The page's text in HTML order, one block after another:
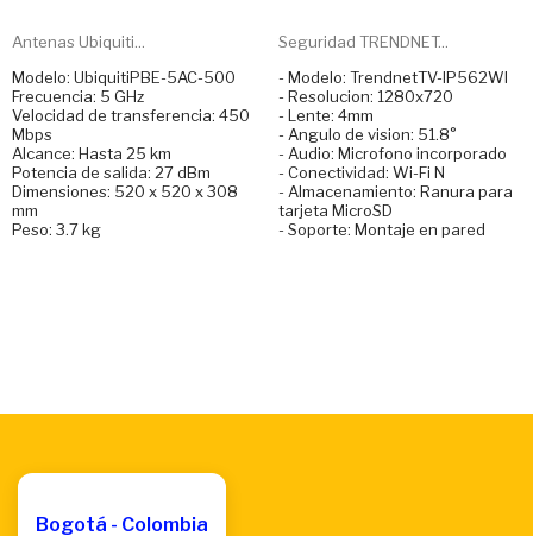
Antenas Ubiquiti...
Modelo: UbiquitiPBE-5AC-500
Frecuencia: 5 GHz
Velocidad de transferencia: 450
Mbps
Alcance: Hasta 25 km
Potencia de salida: 27 dBm
Dimensiones: 520 x 520 x 308
mm
Peso: 3.7 kg
Seguridad TRENDNET...
- Modelo: TrendnetTV-IP562WI
- Resolucion: 1280x720
- Lente: 4mm
- Angulo de vision: 51.8°
- Audio: Microfono incorporado
- Conectividad: Wi-Fi N
- Almacenamiento: Ranura para
tarjeta MicroSD
- Soporte: Montaje en pared
Bogotá - Colombia